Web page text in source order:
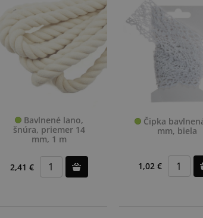
Bavlnené lano,
šnúra, priemer 14
mm, 1 m
2,41 €
Čipka
mm, biela
1,02 €